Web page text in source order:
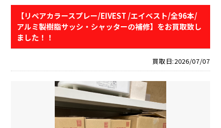
【リペアカラースプレー/EIVEST /エイベスト/全96本/
アルミ製樹脂サッシ・シャッターの補修】をお買取致し
ました！！
買取日:2026/07/07